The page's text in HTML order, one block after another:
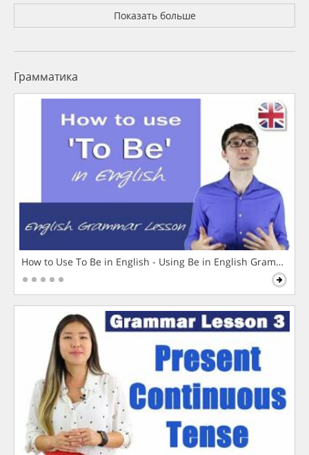
Показать больше
Грамматика
How to Use To Be in English - Using Be in English Grammar